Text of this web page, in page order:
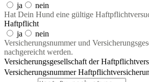
ja
nein
Hat Dein Hund eine gültige
Haftpflicht
ja
nein
Versicherungsnummer und
nachgereicht werden.
Versicherungsgesellschaft der
Versicherungsnummer